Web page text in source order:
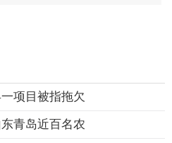
项目被指拖欠
青岛近百名农